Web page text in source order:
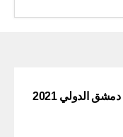
نتائج يانصيب معرض دمشق الدولي 2021